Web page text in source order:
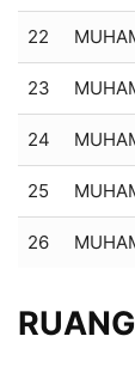
22
23
24
25
26